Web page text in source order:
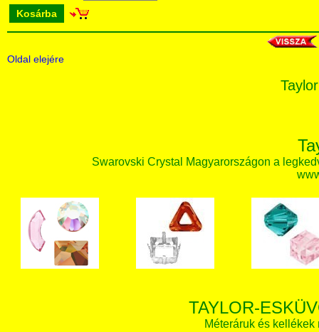
Kosárba
Oldal elejére
Swarovski Crystal Magyarországon a
TAYLOR-
Méteráruk és